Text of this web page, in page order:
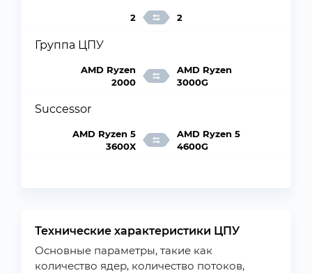
2 2
Группа ЦПУ
AMD Ryzen
2000
AMD Ryzen
3000G
Successor
AMD Ryzen 5
3600X
AMD Ryzen 5
4600G
Технические характеристики ЦПУ
Основные параметры, такие как
количество ядер, количество потоков,